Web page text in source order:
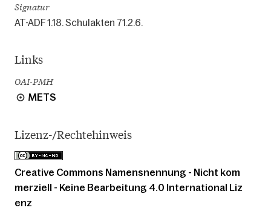
Signatur
AT-ADF 1.18. Schulakten 71.2.6.
Links
OAI-PMH
METS
Lizenz-/Rechtehinweis
Creative Commons Namensnennung - Nicht kom
merziell - Keine Bearbeitung 4.0 International Liz
enz